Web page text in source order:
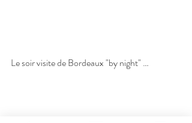
Le soir visite de Bordeaux "by night" …